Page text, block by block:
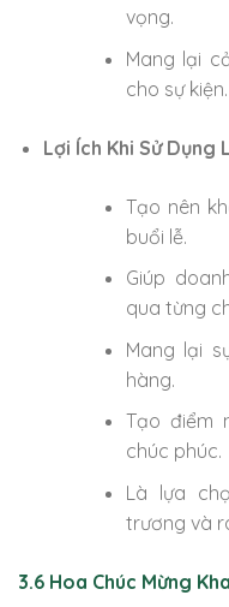
vọng.
Mang lại
cho sự kiện.
Lợi Ích Khi Sử Dụng
Tạo nên
buổi lễ.
Giúp
qua từng
Mang lại
hàng.
Tạo điểm
chúc phúc.
Là lựa
trương và
3.6 Hoa Chúc Mừng